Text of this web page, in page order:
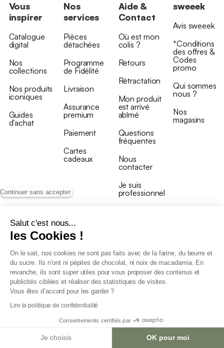
Continuer sans accepter
Salut c'est nous...
les Cookies !
On le sait, nos cookies ne sont pas faits avec de la farine, du beurre et
du sucre. Ils n’ont ni pépites de chocolat, ni noix de macadamia. En
revanche, ils sont super utiles pour vous proposer des contenus et
publicités ciblées et réaliser des statistiques de visites.
Vous êtes d’accord pour les garder ?
Lire la politique de confidentialité
Consentements certifiés par
Je choisis OK pour moi
Vous
inspirer
Catalogue
digital
Nos
collections
Nos produits
iconiques
Guides
d’achat
Nos
services
Pièces
détachées
Programme
de Fidélité
Livraison
Assurance
premium
Paiement
Cartes
cadeaux
Aide &
Contact
Où est mon
colis ?
Retours
Rétractation
Mon produit
est arrivé
abîmé
Questions
fréquentes
Nous
contacter
Je suis
professionnel
sweeek
Avis sweeek
*Conditions
des offres &
Codes
promo
Qui sommes
nous ?
Nos
magasins
Conditions générales de vente
Conditions générales du programme de fidélité
Charte de données personnelles
Conditions générales de vente Pro
Déclaration d’accessibilité